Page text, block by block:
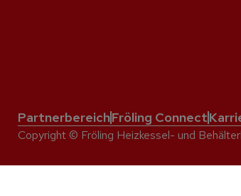
PartnerbereichFröling Connect
Copyright © Fröling Heizkessel- und